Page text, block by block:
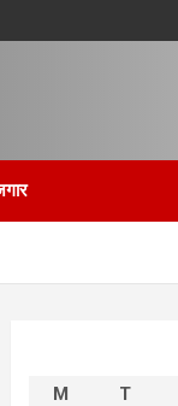
M
T